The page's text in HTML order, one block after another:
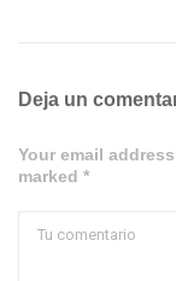
Deja un
Your email
marked *